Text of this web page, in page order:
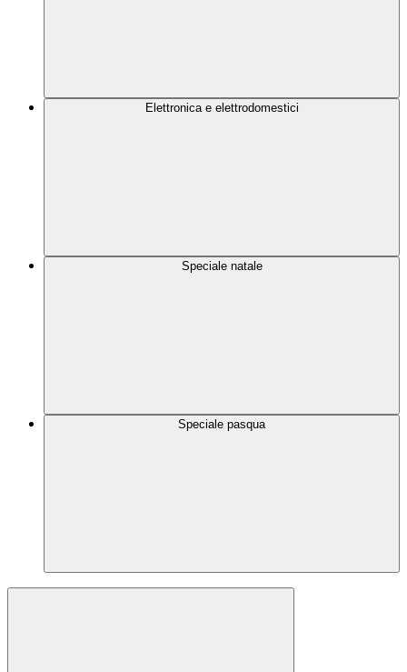
Elettronica e elettrodomestici
Speciale natale
Speciale pasqua